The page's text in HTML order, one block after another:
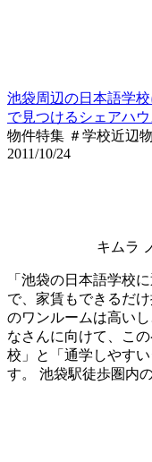
池袋周辺の日本語学
で見つけるシェアハ
物件特集 ＃学校近辺
2011/10/24
キムラ
「池袋の日本語学校
で、家賃もできるだ
のワンルームは高い
なさんに向けて、こ
校」と「通学しやす
す。 池袋駅徒歩圏内